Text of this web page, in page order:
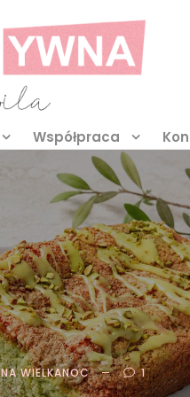
Współpraca
WIELKANOC 1